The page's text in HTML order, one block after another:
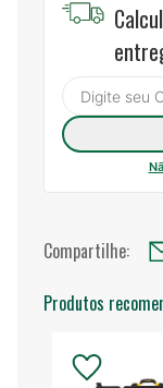
Compartilhe:
Produtos